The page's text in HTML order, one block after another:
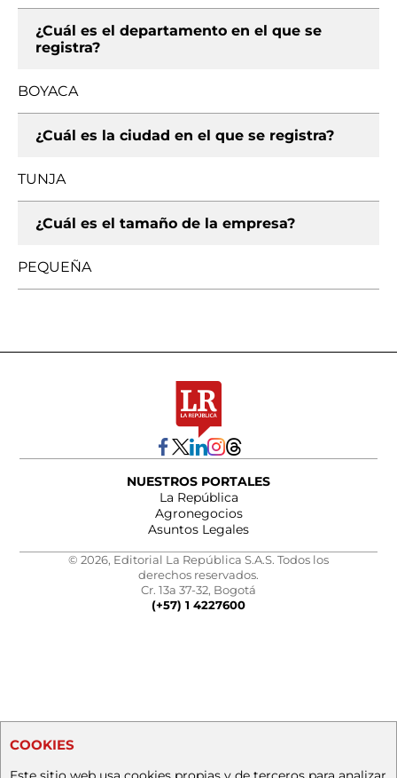
¿Cuál es el departamento en el que se
registra?
BOYACA
¿Cuál es la ciudad en el que se registra?
TUNJA
¿Cuál es el tamaño de la empresa?
PEQUEÑA
NUESTROS PORTALES
La República
Agronegocios
Asuntos Legales
© 2026, Editorial La República S.A.S. Todos los
derechos reservados.
Cr. 13a 37-32, Bogotá
(+57) 1 4227600
COOKIES